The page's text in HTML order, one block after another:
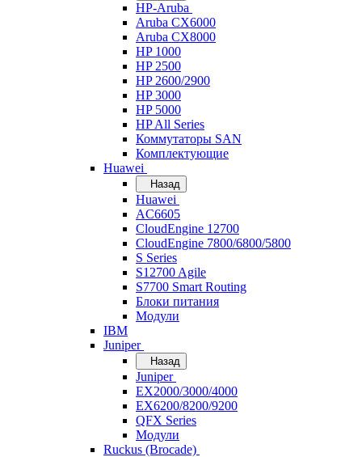
HP-Aruba
Aruba CX6000
Aruba CX8000
HP 1000
HP 2500
HP 2600/2900
HP 3000
HP 5000
HP All Series
Коммутаторы SAN
Комплектующие
Huawei
Назад
Huawei
AC6605
CloudEngine 12700
CloudEngine 7800/6800/5800
S Series
S12700 Agile
S7700 Smart Routing
Блоки питания
Модули
IBM
Juniper
Назад
Juniper
EX2000/3000/4000
EX6200/8200/9200
QFX Series
Модули
Ruckus (Brocade)